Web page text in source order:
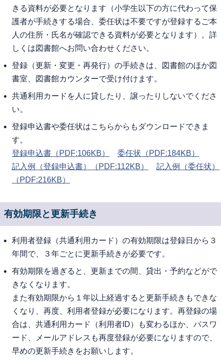
きる資料が必要となります（小学生以下の方に代わって保
護者が手続きする場合、委任状は不要ですが登録するご本
人の住所・氏名が確認できる資料が必要となります）。詳
しくは図書館へお問い合わせください。
登録（更新・変更・再発行）の手続きは、図書館のほか図
書室、図書館カウンターで受け付けます。
共通利用カードを人に貸したり、譲ったりしないでくださ
い。
登録申込書や委任状はこちらからもダウンロードできま
す。
登録申込書（PDF:106KB）
委任状 （PDF:184KB）
記入例（登録申込書）（PDF:112KB）
記入例（委任状）
（PDF:216KB）
有効期限と更新手続き
利用者登録（共通利用カード）の有効期限は登録日から３
年間で、３年ごとに更新手続きが必要です。
有効期限を過ぎると、更新までの間、貸出・予約などがで
きなくなります。
また有効期限から１年以上経過すると更新手続きもできな
くなり、再度、利用者登録が必要になります。再登録の場
合は、共通利用カード（利用者ID）も変わるほか、パスワ
ード、メールアドレスも再度登録が必要になりますので、
早めの更新手続きをお願いします。